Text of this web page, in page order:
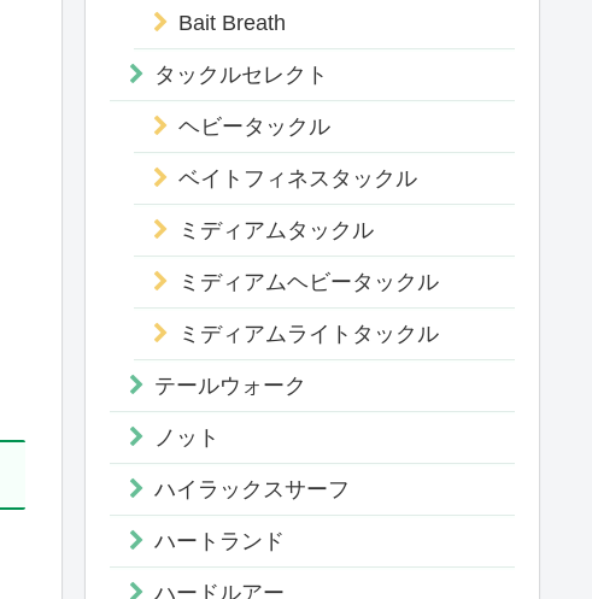
Bait Breath
タックルセレクト
ヘビータックル
ベイトフィネスタックル
ミディアムタックル
ミディアムヘビータックル
ミディアムライトタックル
テールウォーク
ノット
ハイラックスサーフ
ハートランド
ハードルアー